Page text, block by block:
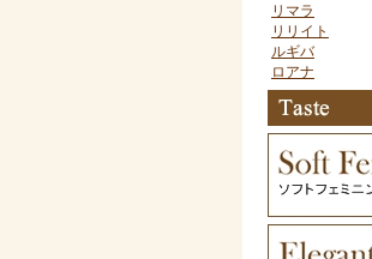
リマラ
リリイト
ルギバ
ロアナ